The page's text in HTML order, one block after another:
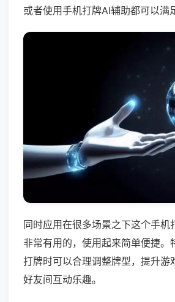
或者使用手机打牌AI辅助都可以满
同时应用在很多场景之下这个手机
非常有用的，使用起来简单便捷。
打牌时可以合理调整牌型，提升游
好友间互动乐趣。